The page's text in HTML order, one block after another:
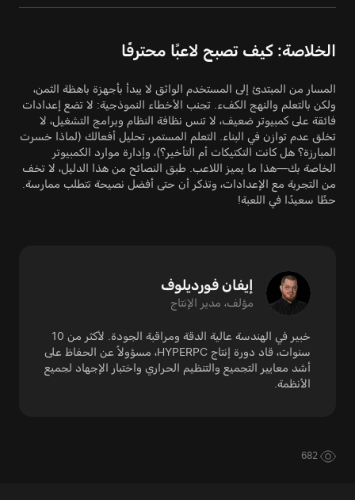
الخلاصة: كيف تصبح لاعبًا محترفًا
المسار من المبتدئ إلى المستخدم الواثق لا يبدأ بأجهزة باهظة الثمن،
ولكن بالتعلم والنهج الكفء. تجنب الأخطاء النموذجية: لا تضع إعدادات
فائقة على كمبيوتر ضعيف، لا تنس نظافة النظام وبرامج التشغيل، لا
تخلق عدم توازن في البناء. التعلم المستمر، تحليل أفعالك (لماذا خسرت
المبارزة؟ هل كانت التكتيكات أم التأخير؟)، وإدارة موارد الكمبيوتر
الخاصة بك—هذا ما يميز اللاعب. طبق النصائح من هذا الدليل، لا تخف
من التجربة مع الإعدادات، وتذكر أن حتى أفضل نصيحة تتطلب ممارسة.
حظًا سعيدًا في اللعبة!
إيفان فورديلوف
مؤلف، مدير الإنتاج
خبير في الهندسة عالية الدقة ومراقبة الجودة. لأكثر من 10
سنوات، قاد دورة إنتاج HYPERPC، مسؤولاً عن الحفاظ على
أشد معايير التجميع والتنظيم الحراري واختبار الإجهاد لجميع
الأنظمة.
682